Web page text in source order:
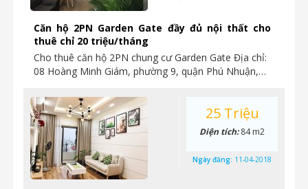
Căn hộ 2PN Garden Gate đầy đủ nội thất cho
thuê chỉ 20 triệu/tháng
Cho thuê căn hộ 2PN chung cư Garden Gate Địa chỉ:
08 Hoàng Minh Giám, phường 9, quận Phú Nhuận,…
25 Triệu
Diện tích:84 m2
Ngày đăng: 11-04-2018